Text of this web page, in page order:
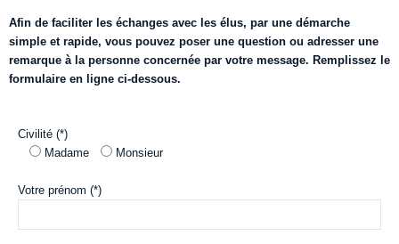
Afin de faciliter les échanges avec les élus, par une démarche
simple et rapide, vous pouvez poser une question ou adresser une
remarque à la personne concernée par votre message. Remplissez le
formulaire en ligne ci-dessous.
Civilité (*)
Madame
Monsieur
Votre prénom (*)